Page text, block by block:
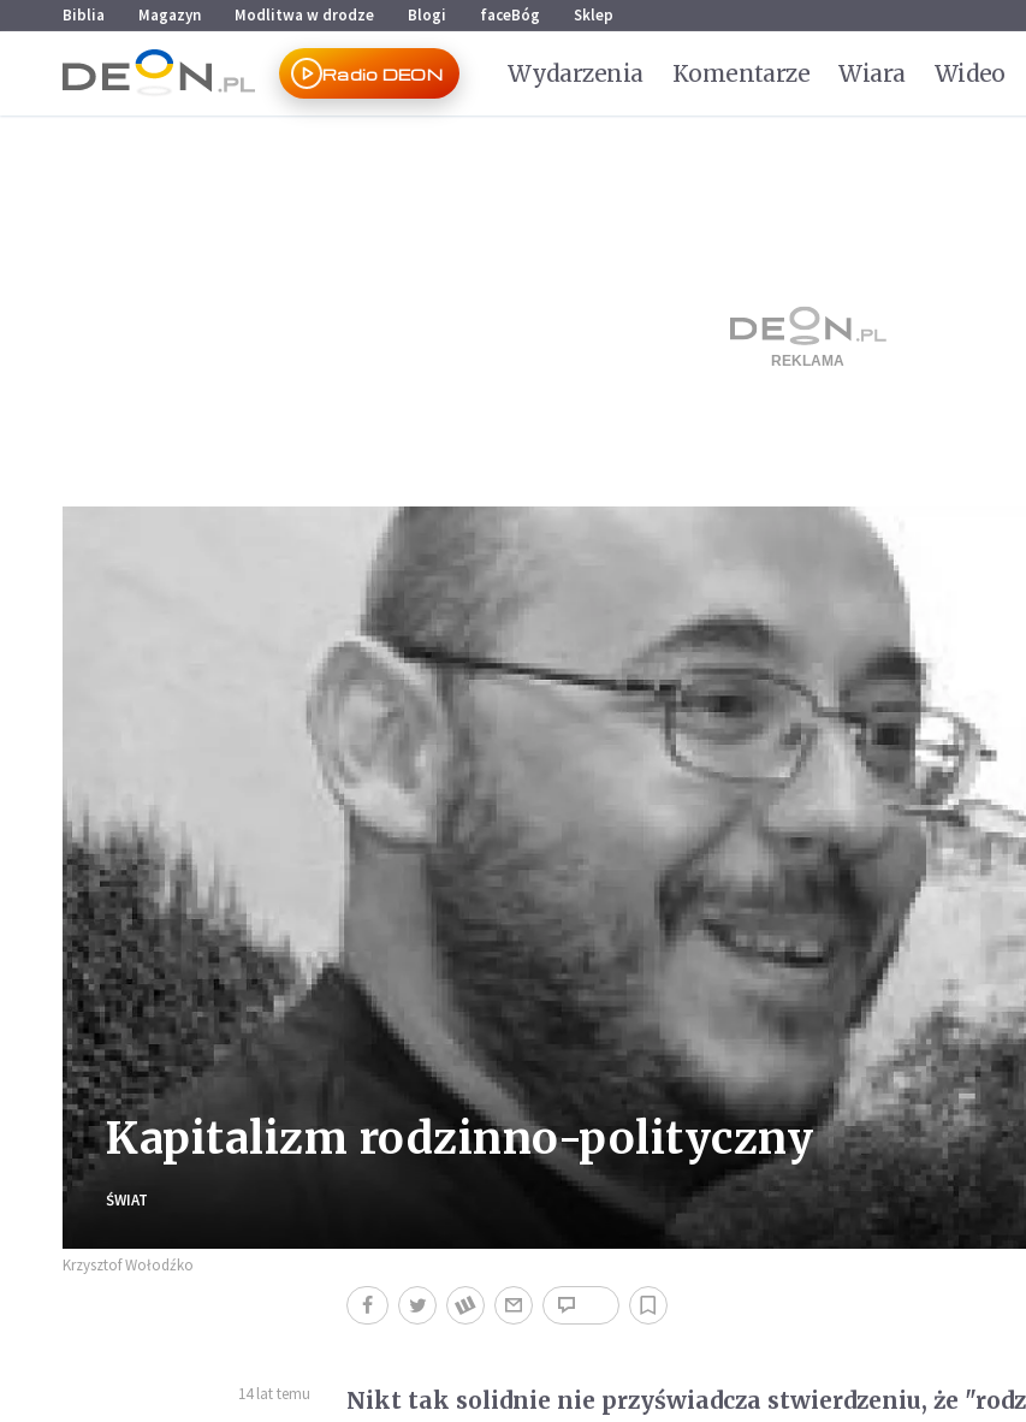
Przejdź do menu głównego
Przejdź do treści
Biblia Magazyn Modlitwa w drodze Blogi faceBóg Sklep
Radio DEON Wydarzenia Komentarze Wiara Wideo
Kapitalizm rodzinno-polityczny
ŚWIAT
Krzysztof Wołodźko
14 lat temu
Nikt tak solidnie nie przyświadcza stwierdzeniu, że